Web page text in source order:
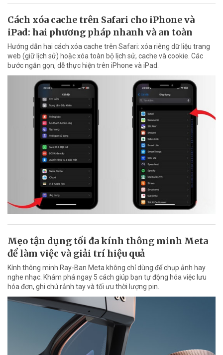
Cách xóa cache trên Safari cho iPhone và
iPad: hai phương pháp nhanh và an toàn
Hướng dẫn hai cách xóa cache trên Safari: xóa riêng dữ liệu trang
web (giữ lịch sử) hoặc xóa toàn bộ lịch sử, cache và cookie. Các
bước ngắn gọn, dễ thực hiện trên iPhone và iPad.
Mẹo tận dụng tối đa kính thông minh Meta
để làm việc và giải trí hiệu quả
Kính thông minh Ray-Ban Meta không chỉ dùng để chụp ảnh hay
nghe nhạc. Khám phá ngay 5 cách giúp bạn tự động hóa việc lưu
hóa đơn, ghi chú rảnh tay và tối ưu thời lượng pin.